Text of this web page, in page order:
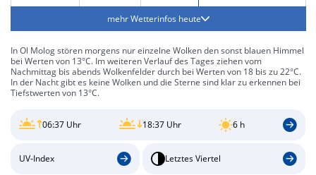
mehr Wetterinfos heute
In Ol Molog stören morgens nur einzelne Wolken den sonst blauen Himmel
bei Werten von 13°C. Im weiteren Verlauf des Tages ziehen vom
Nachmittag bis abends Wolkenfelder durch bei Werten von 18 bis zu 22°C.
In der Nacht gibt es keine Wolken und die Sterne sind klar zu erkennen bei
Tiefstwerten von 13°C.
06:37 Uhr 18:37 Uhr 6 h
UV-Index Letztes Viertel